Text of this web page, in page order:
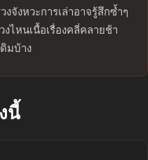
จังหวะการเล่าอาจรู้สึกซ้ำๆ
ไหนเนื้อเรื่องคลี่คลายช้า
มบ้าง
นี้